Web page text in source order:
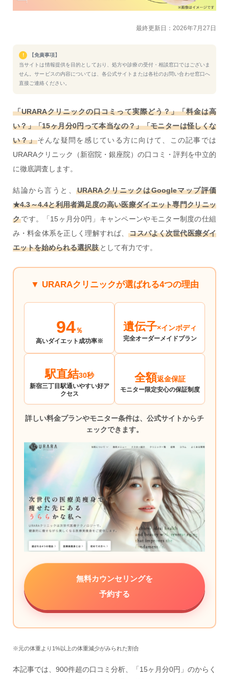
最終更新日：2026年7月27日
!
【免責事項】
当サイトは情報提供を目的としており、処方や診療の受付・相談窓口ではございま
せん。サービスの内容については、各公式サイトまたは各社のお問い合わせ窓口へ
直接ご連絡ください。
「URARAクリニックの口コミって実際どう？」「料金は高
い？」「15ヶ月分0円って本当なの？」「モニターは怪しくな
い？」そんな疑問を感じている方に向けて、この記事では
URARAクリニック（新宿院・銀座院）の口コミ・評判を中立的
に徹底調査します。
結論から言うと、
URARAクリニックはGoogleマップ評価
★4.3～4.4と利用者満足度の高い医療ダイエット専門クリニッ
クです。「15ヶ月分0円」キャンペーンやモニター制度の仕組
み・料金体系を正しく理解すれば、コスパよく次世代医療ダイ
エットを始められる選択肢 として有力です。
▼ URARAクリニックが選ばれる4つの理由
94％
高いダイエット成功率※
遺伝子×インボディ
完全オーダーメイドプラン
駅直結30秒
新宿三丁目駅通いやすい好ア
クセス
全額返金保証
モニター限定安心の保証制度
詳しい料金プランやモニター条件は、公式サイトからチ
ェックできます。
無料カウンセリングを
予約する
※元の体重より1%以上の体重減少がみられた割合
本記事では、900件超の口コミ分析、「15ヶ月分0円」のからく